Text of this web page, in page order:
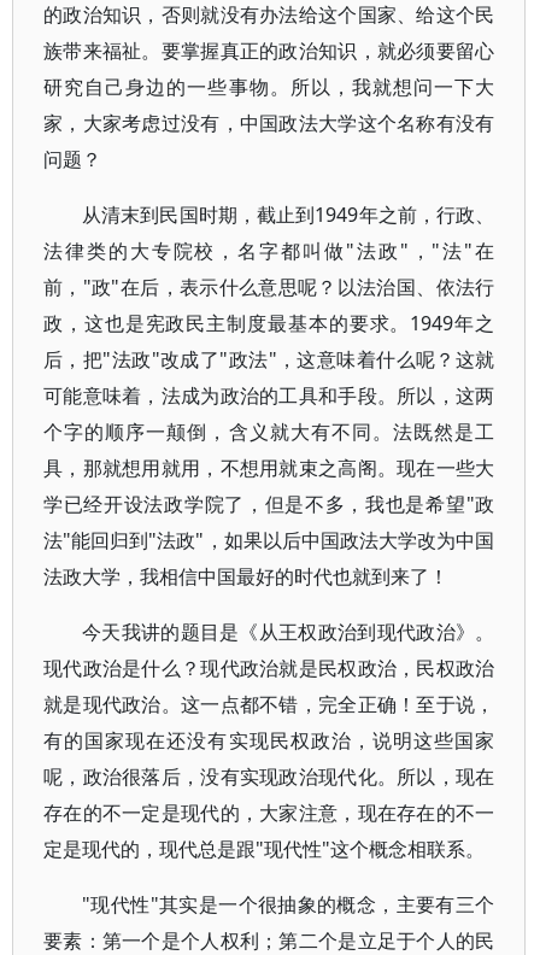
的政治知识，否则就没有办法给这个国家、给这个民
族带来福祉。要掌握真正的政治知识，就必须要留心
研究自己身边的一些事物。所以，我就想问一下大
家，大家考虑过没有，中国政法大学这个名称有没有
问题？
从清末到民国时期，截止到1949年之前，行政、
法律类的大专院校，名字都叫做"法政"，"法"在
前，"政"在后，表示什么意思呢？以法治国、依法行
政，这也是宪政民主制度最基本的要求。1949年之
后，把"法政"改成了"政法"，这意味着什么呢？这就
可能意味着，法成为政治的工具和手段。所以，这两
个字的顺序一颠倒，含义就大有不同。法既然是工
具，那就想用就用，不想用就束之高阁。现在一些大
学已经开设法政学院了，但是不多，我也是希望"政
法"能回归到"法政"，如果以后中国政法大学改为中国
法政大学，我相信中国最好的时代也就到来了！
今天我讲的题目是《从王权政治到现代政治》。
现代政治是什么？现代政治就是民权政治，民权政治
就是现代政治。这一点都不错，完全正确！至于说，
有的国家现在还没有实现民权政治，说明这些国家
呢，政治很落后，没有实现政治现代化。所以，现在
存在的不一定是现代的，大家注意，现在存在的不一
定是现代的，现代总是跟"现代性"这个概念相联系。
"现代性"其实是一个很抽象的概念，主要有三个
要素：第一个是个人权利；第二个是立足于个人的民